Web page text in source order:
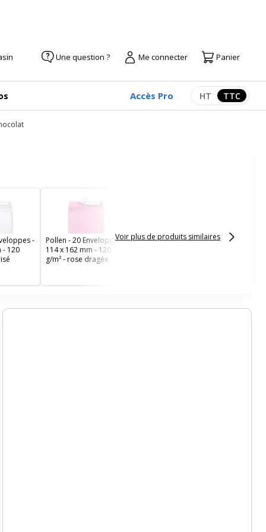
Une question ? Me connecter Panier
Accès Pro Afficher les
HT TTC
-
- 120
Pollen - 20 Enveloppes -
114 x 162 mm - 120
g/m² - rose dragée
Voir plus de produits similaires